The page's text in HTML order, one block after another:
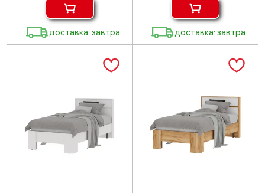
доставка: завтра доставка: завтра